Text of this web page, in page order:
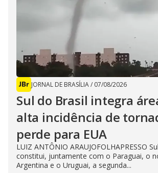
JORNAL DE BRASÍLIA/ 07/08/2026
Sul do Brasil integra
alta incidência de
perde para EUA
LUIZ ANTÔNIO ARAUJOFOLHAPRESSO
constitui, juntamente com o Paraguai, o
Argentina e o Uruguai, a segunda...